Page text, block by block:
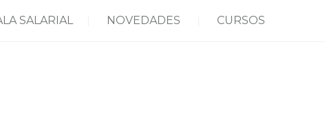
SALARIAL NOVEDADES CURSOS